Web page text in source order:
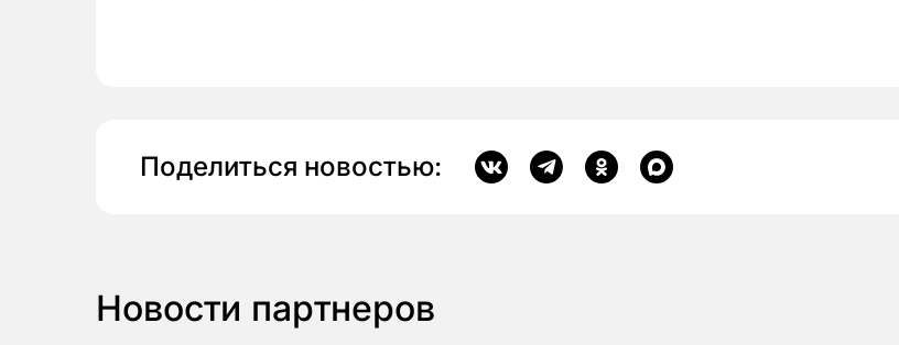
Поделиться новостью:
Новости партнеров